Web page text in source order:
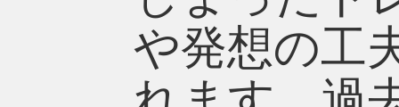
や発想の工